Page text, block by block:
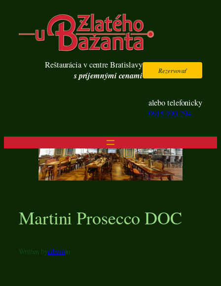
obsah
Reštaurácia v centre Bratislavy
s príjemnými cenami Rezervovať
alebo telefonicky
0915 790 294
Martini Prosecco DOC
Written byadminin